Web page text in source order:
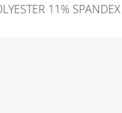
11% SPANDEX